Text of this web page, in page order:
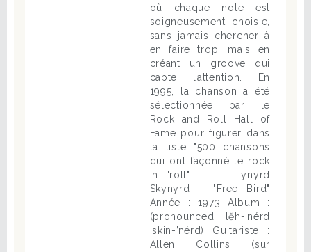
où chaque note est
soigneusement choisie,
sans jamais chercher à
en faire trop, mais en
créant un groove qui
capte l’attention. En
1995, la chanson a été
sélectionnée par le
Rock and Roll Hall of
Fame pour figurer dans
la liste "500 chansons
qui ont façonné le rock
'n 'roll". Lynyrd
Skynyrd – "Free Bird"
Année : 1973 Album :
(pronounced 'lĕh-’nérd
'skin-’nérd) Guitariste :
Allen Collins (sur